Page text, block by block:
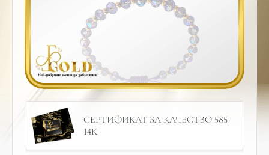
СЕРТИФИКАТ ЗА КАЧЕСТВО 585
14К